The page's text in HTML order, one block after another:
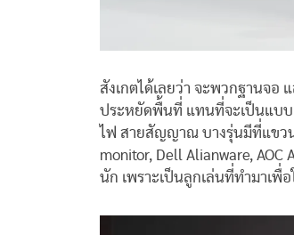
สังเกตได้เลยว่า จะพวกฐานจอ
ประหยัดพื้นที่ แทนที่จะเป็นแบบ
ไฟ สายสัญญาณ บางรุ่นมีที่แขวน
monitor, Dell Alianware,
นัก เพราะเป็นลูกเล่นที่ทำมาเพื่